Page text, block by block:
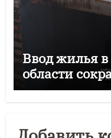
Ввод жилья
области